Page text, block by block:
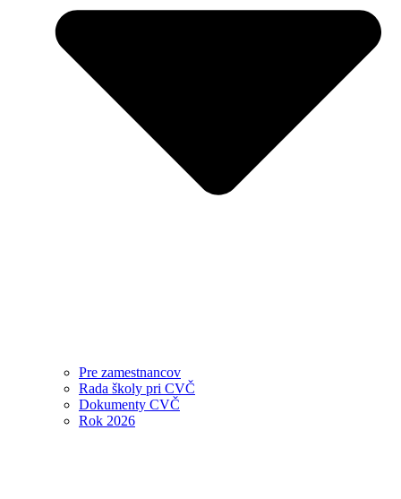
Pre zamestnancov
Rada školy pri CVČ
Dokumenty CVČ
Rok 2026